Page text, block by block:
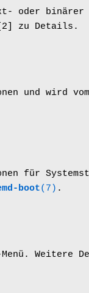
oder binärer
[2] zu Details.
und wird vom
für
boot(7) .
Menü. Weitere